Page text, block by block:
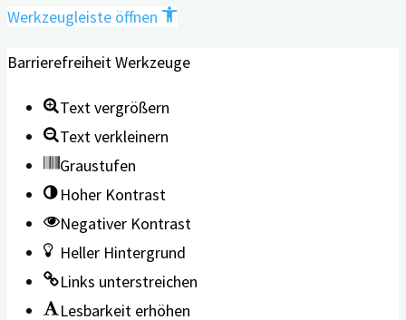
Werkzeugleiste öffnen
Barrierefreiheit Werkzeuge
Text vergrößern
Text verkleinern
Graustufen
Hoher Kontrast
Negativer Kontrast
Heller Hintergrund
Links unterstreichen
Lesbarkeit erhöhen